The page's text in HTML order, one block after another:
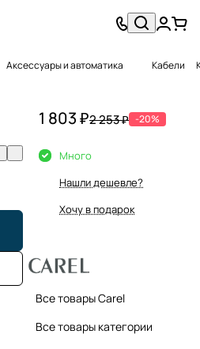
Аксессуары и автоматика Кабели
1 803 ₽2 253 ₽ -20%
Много
Нашли дешевле?
Хочу в подарок
Все товары Carel
Все товары категории